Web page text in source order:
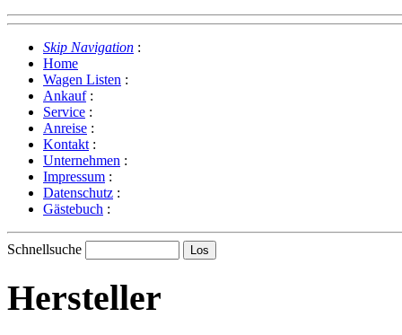
Skip Navigation :
Home
Wagen Listen :
Ankauf:
Service :
Anreise :
Kontakt :
Unternehmen :
Impressum :
Datenschutz :
Gästebuch :
Schnellsuche
Hersteller